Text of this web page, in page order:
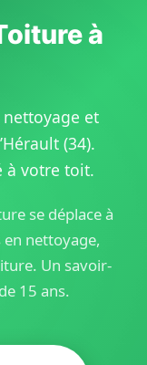
à
et
(34).
à votre toit.
se déplace à
nettoyage,
Un savoir-
15 ans.